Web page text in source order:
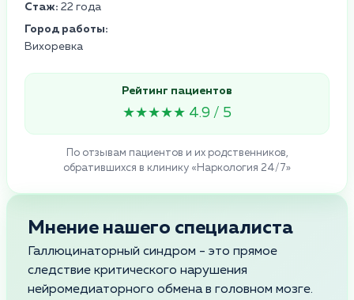
Стаж: 22 года
Город работы:
Вихоревка
Рейтинг пациентов
★★★★★ 4.9 / 5
По отзывам пациентов и их родственников,
обратившихся в клинику «Наркология 24/7»
Мнение нашего специалиста
Галлюцинаторный синдром - это прямое
следствие критического нарушения
нейромедиаторного обмена в головном мозге.